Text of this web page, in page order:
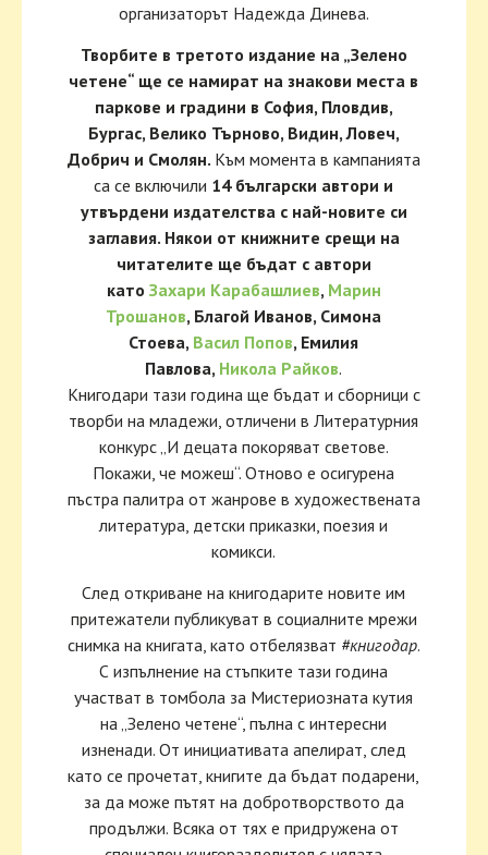
организаторът Надежда Динева.
Творбите в третото издание на „Зелено
четене“ ще се намират на знакови места в
паркове и градини в София, Пловдив,
Бургас, Велико Търново, Видин, Ловеч,
Добрич и Смолян. Към момента в кампанията
са се включили 14 български автори и
утвърдени издателства с най-новите си
заглавия. Някои от книжните срещи на
читателите ще бъдат с автори
като Захари Карабашлиев, Марин
Трошанов, Благой Иванов, Симона
Стоева, Васил Попов, Емилия
Павлова, Никола Райков.
Книгодари тази година ще бъдат и сборници с
творби на младежи, отличени в Литературния
конкурс „И децата покоряват светове.
Покажи, че можеш“. Отново е осигурена
пъстра палитра от жанрове в художествената
литература, детски приказки, поезия и
комикси.
След откриване на книгодарите новите им
притежатели публикуват в социалните мрежи
снимка на книгата, като отбелязват #книгодар.
С изпълнение на стъпките тази година
участват в томбола за Мистериозната кутия
на „Зелено четене“, пълна с интересни
изненади. От инициативата апелират, след
като се прочетат, книгите да бъдат подарени,
за да може пътят на добротворството да
продължи. Всяка от тях е придружена от